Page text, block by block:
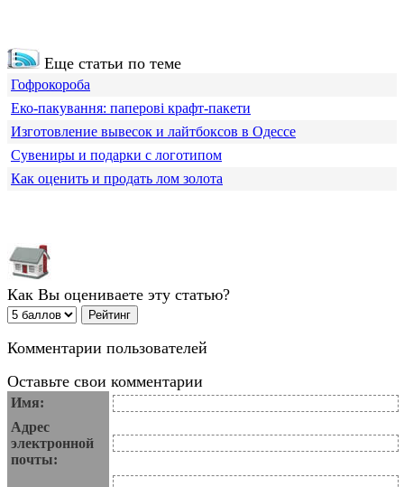
Еще статьи по теме
Гофрокороба
Еко-пакування: паперові крафт-пакети
Изготовление вывесок и лайтбоксов в Одессе
Сувениры и подарки с логотипом
Как оценить и продать лом золота
Как Вы оцениваете эту статью?
Комментарии пользователей
Оставьте свои комментарии
Имя:
Адрес
электронной
почты: